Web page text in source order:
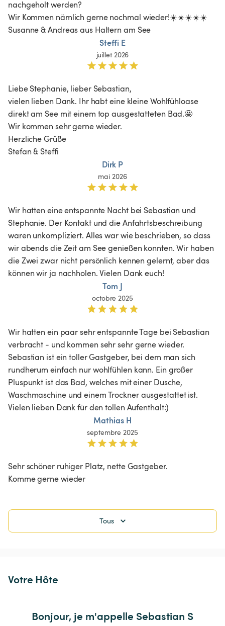
nachgeholt werden?
Wir Kommen nämlich gerne nochmal wieder!☀️☀️☀️☀️☀️
Susanne & Andreas aus Haltern am See
Steffi E
juillet 2026
Liebe Stephanie, lieber Sebastian,
vielen lieben Dank. Ihr habt eine kleine Wohlfühloase
direkt am See mit einem top ausgestatteten Bad.🤩
Wir kommen sehr gerne wieder.
Herzliche Grüße
Stefan & Steffi
Dirk P
mai 2026
Wir hatten eine entspannte Nacht bei Sebastian und
Stephanie. Der Kontakt und die Anfahrtsbeschreibung
waren unkompliziert. Alles war wie beschrieben, so dass
wir abends die Zeit am See genießen konnten. Wir haben
die Zwei zwar nicht persönlich kennen gelernt, aber das
können wir ja nachholen. Vielen Dank euch!
Tom J
octobre 2025
Wir hatten ein paar sehr entspannte Tage bei Sebastian
verbracht - und kommen sehr sehr gerne wieder.
Sebastian ist ein toller Gastgeber, bei dem man sich
rundherum einfach nur wohlfühlen kann. Ein großer
Pluspunkt ist das Bad, welches mit einer Dusche,
Waschmaschine und einem Trockner ausgestattet ist.
Vielen lieben Dank für den tollen Aufenthalt:)
Mathias H
septembre 2025
Sehr schöner ruhiger Platz, nette Gastgeber.
Komme gerne wieder
Tous
Votre Hôte
Bonjour, je m'appelle Sebastian S